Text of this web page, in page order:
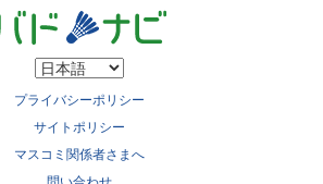
プライバシーポリシー
サイトポリシー
マスコミ関係者さまへ